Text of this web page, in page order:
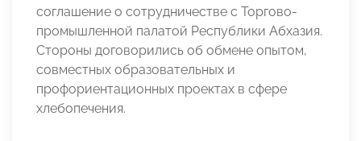
соглашение о сотрудничестве с Торгово-
промышленной палатой Республики Абхазия.
Стороны договорились об обмене опытом,
совместных образовательных и
профориентационных проектах в сфере
хлебопечения.